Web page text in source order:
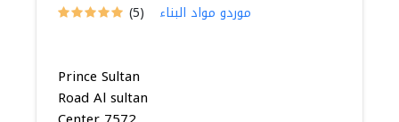
(5) موردو مواد البناء
Prince Sultan
Road Al sultan